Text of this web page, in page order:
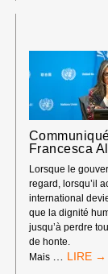
:
Francesca
Lorsque le
regard, lorsqu’il
international
que la dignité
jusqu’à perdre
de honte.
Mais